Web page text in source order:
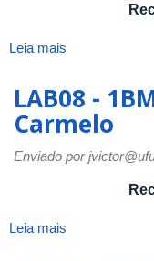
Leia mais
1BMC209
-
Carmelo
LAB08 -
Carmelo
Enviado por
Leia mais